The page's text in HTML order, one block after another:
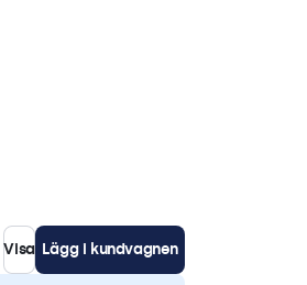
Visa Lägg i kundvagnen